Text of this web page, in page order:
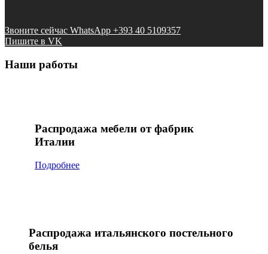
Звоните сейчас WhatsApp +393 40 5109357
Пишите в VK
Наши работы
Распродажа мебели от фабрик
Италии
Подробнее
Распродажа итальянского постельного
белья